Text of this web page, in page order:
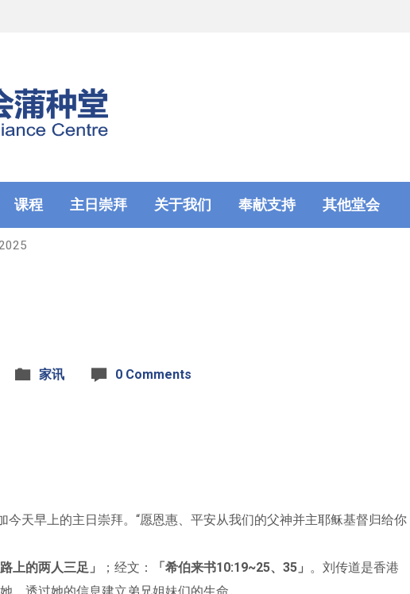
课程 主日崇拜 关于我们 奉献支持 其他堂会
家讯 0 Comments
天早上的主日崇拜。“愿恩惠、平安从我们的父神并主耶稣基督归给你
路上的两人三足」 ；经文： 「希伯来书10:19~25、35」 。刘传道是香港